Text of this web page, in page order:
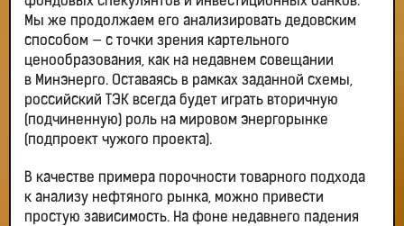
Мы же продолжаем его анализировать дедовским
способом — с точки зрения картельного
ценообразования, как на недавнем совещании
в Минэнерго. Оставаясь в рамках заданной схемы,
российский ТЭК всегда будет играть вторичную
(подчиненную) роль на мировом энергорынке
(подпроект чужого проекта).
В качестве примера порочности товарного подхода
к анализу нефтяного рынка, можно привести
простую зависимость. На фоне недавнего падения